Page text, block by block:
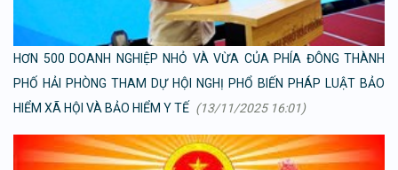
HƠN 500 DOANH NGHIỆP NHỎ VÀ VỪA CỦA PHÍA ĐÔNG THÀNH
PHỐ HẢI PHÒNG THAM DỰ HỘI NGHỊ PHỔ BIẾN PHÁP LUẬT BẢO
HIỂM XÃ HỘI VÀ BẢO HIỂM Y TẾ (13/11/2025 16:01)